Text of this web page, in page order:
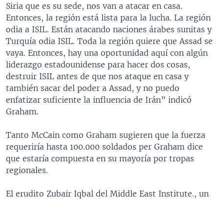
Siria que es su sede, nos van a atacar en casa.
Entonces, la región está lista para la lucha. La región
odia a ISIL. Están atacando naciones árabes sunitas y
Turquía odia ISIL. Toda la región quiere que Assad se
vaya. Entonces, hay una oportunidad aquí con algún
liderazgo estadounidense para hacer dos cosas,
destruir ISIL antes de que nos ataque en casa y
también sacar del poder a Assad, y no puedo
enfatizar suficiente la influencia de Irán” indicó
Graham.
Tanto McCain como Graham sugieren que la fuerza
requeriría hasta 100.000 soldados per Graham dice
que estaría compuesta en su mayoría por tropas
regionales.
El erudito Zubair Iqbal del Middle East Institute., un